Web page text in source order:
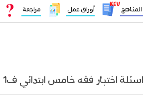
١٤٤٧
أوراق عمل مراجعة
اسئلة اختبار فقه خامس ابتدائي ف1